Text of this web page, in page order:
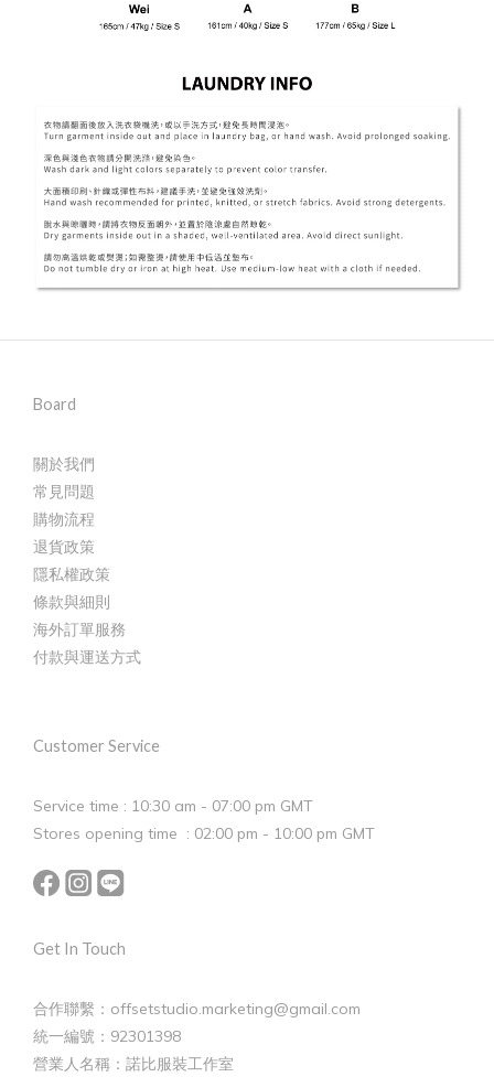
Board
關於我們
常見問題
購物流程
退貨政策
隱私權政策
條款與細則
海外訂單服務
付款與運送方式
Customer Service
Service time : 10:30 am - 07:00 pm GMT
Stores opening time : 02:00 pm - 10:00 pm GMT
Get In Touch
合作聯繫：offsetstudio.marketing@gmail.com
統一編號：92301398
營業人名稱：諾比服裝工作室